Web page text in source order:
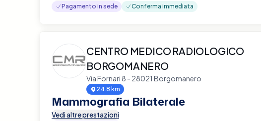
Pagamento in sede Conferma immediata
CENTRO MEDICO RADIOLOGICO
BORGOMANERO
Via Fornari 8 - 28021 Borgomanero
24.8 km
Mammografia Bilaterale
Vedi altre prestazioni